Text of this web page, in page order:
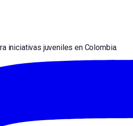
iniciativas juveniles en Colombia.